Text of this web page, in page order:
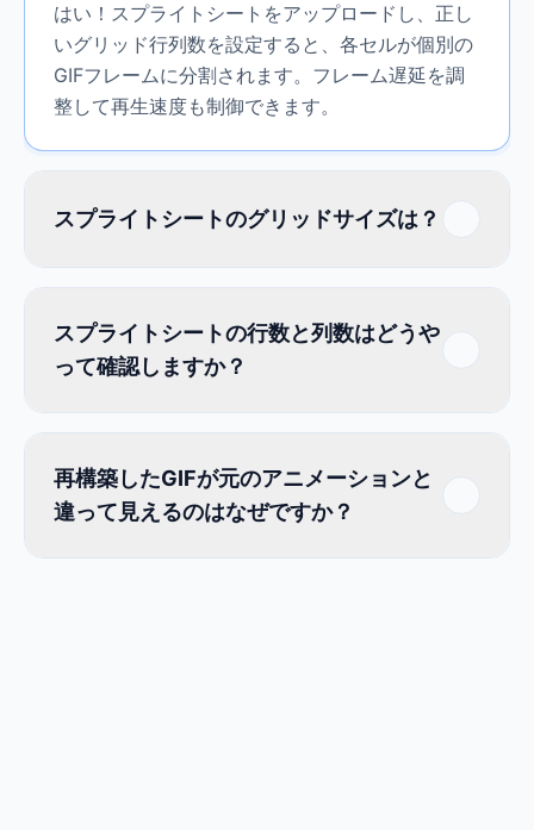
はい！スプライトシートをアップロードし、正し
いグリッド行列数を設定すると、各セルが個別の
GIFフレームに分割されます。フレーム遅延を調
整して再生速度も制御できます。
スプライトシートのグリッドサイズは？
スプライトシートの行数と列数はどうや
って確認しますか？
再構築したGIFが元のアニメーションと
違って見えるのはなぜですか？